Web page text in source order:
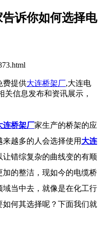
诉你如何选择电
费提供大连桥架厂,大连电
信息发布和资讯展示，
连桥架厂家生产的桥架的应
越多的人会选择使用 大连
错综复杂的曲线变的有顺
的整洁，现如今的电缆桥
当中去，就像是在化工行
何其选择呢？下面我们就